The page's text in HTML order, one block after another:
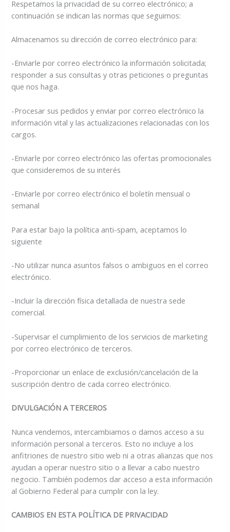
Respetamos la privacidad de su correo electrónico; a
continuación se indican las normas que seguimos:
Almacenamos su dirección de correo electrónico para:
-Enviarle por correo electrónico la información solicitada;
responder a sus consultas y otras peticiones o preguntas
que nos haga.
-Procesar sus pedidos y enviar por correo electrónico la
información vital y las actualizaciones relacionadas con los
cargos.
-Enviarle por correo electrónico las ofertas promocionales
que consideremos de su interés
-Enviarle por correo electrónico el boletín mensual o
semanal
Para estar bajo la política anti-spam, aceptamos lo
siguiente
-No utilizar nunca asuntos falsos o ambiguos en el correo
electrónico.
-Incluir la dirección física detallada de nuestra sede
comercial.
-Supervisar el cumplimiento de los servicios de marketing
por correo electrónico de terceros.
-Proporcionar un enlace de exclusión/cancelación de la
suscripción dentro de cada correo electrónico.
DIVULGACIÓN A TERCEROS
Nunca vendemos, intercambiamos o damos acceso a su
información personal a terceros. Esto no incluye a los
anfitriones de nuestro sitio web ni a otras alianzas que nos
ayudan a operar nuestro sitio o a llevar a cabo nuestro
negocio. También podemos dar acceso a esta información
al Gobierno Federal para cumplir con la ley.
CAMBIOS EN ESTA POLÍTICA DE PRIVACIDAD